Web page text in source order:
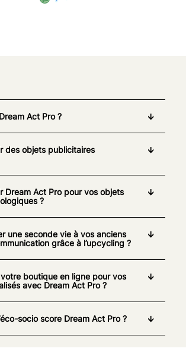
Act Pro ?
des objets publicitaires
Dream Act Pro pour vos objets
?
une seconde vie à vos anciens
grâce à l’upcycling ?
boutique en ligne pour vos
avec Dream Act Pro ?
socio score Dream Act Pro ?